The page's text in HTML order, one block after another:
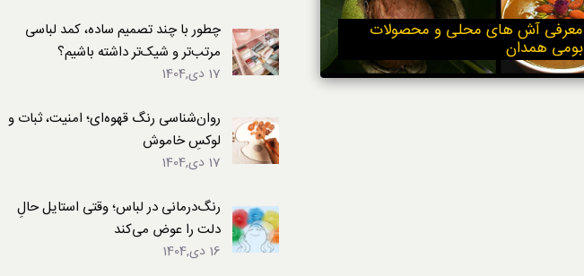
لباس
معرفی آش های محلی و محصولات
بومی همدان
چطور با چند تصمیم ساده، کمد لباسی
مرتب‌تر و شیک‌تر داشته باشیم؟
17 دی,1404
روان‌شناسی رنگ قهوه‌ای؛ امنیت، ثبات و
لوکسِ خاموش
17 دی,1404
رنگ‌درمانی در لباس؛ وقتی استایل حالِ
دلت را عوض می‌کند
16 دی,1404